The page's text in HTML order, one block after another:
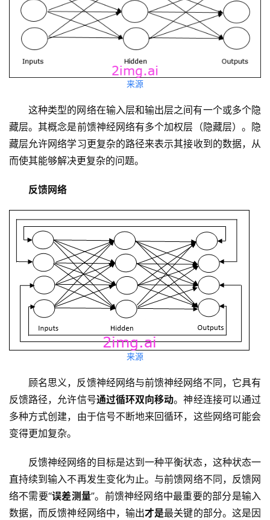
来源
这种类型的网络在输入层和输出层之间有一个或多个隐
藏层。其概念是前馈神经网络有多个加权层（隐藏层）。隐
藏层允许网络学习更复杂的路径来表示其接收到的数据，从
而使其能够解决更复杂的问题。
反馈网络
来源
顾名思义，反馈神经网络与前馈神经网络不同，它具有
反馈路径，允许信号通过循环双向移动。神经连接可以通过
多种方式创建，由于信号不断地来回循环，这些网络可能会
变得更加复杂。
反馈神经网络的目标是达到一种平衡状态，这种状态一
直持续到输入不再发生变化为止。与前馈网络不同，反馈网
络不需要“误差测量”。前馈神经网络中最重要的部分是输入
数据，而反馈神经网络中，输出才是最关键的部分。这是因